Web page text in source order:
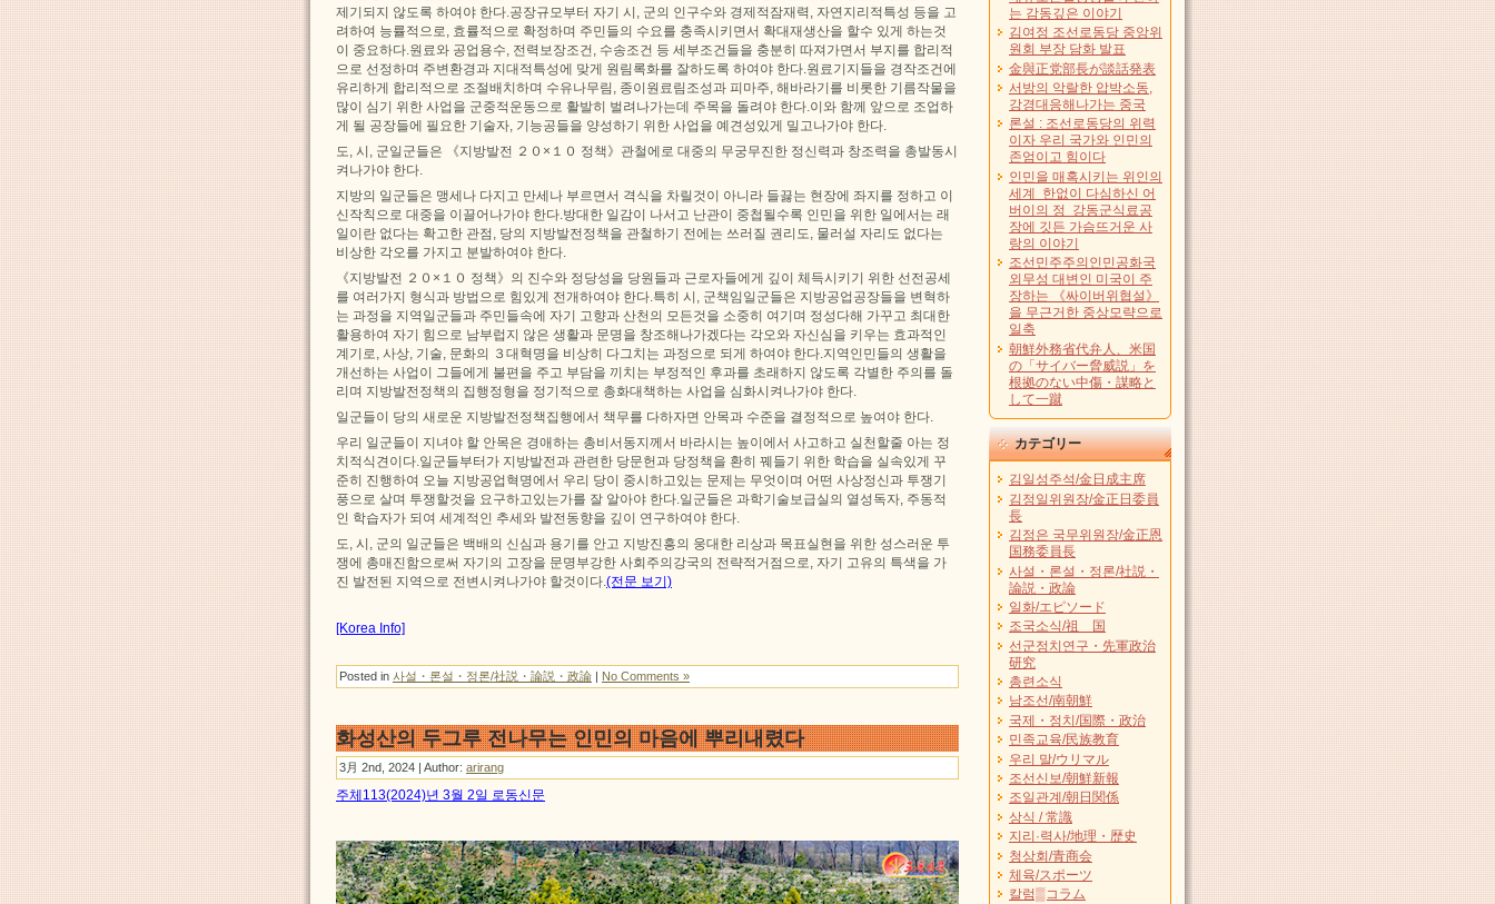
제기되지 않도록 하여야 한다.공장규모부터 자기 시, 군의 인구수와 경제적잠재력, 자연지리적특성 등을 고
려하여 능률적으로, 효률적으로 확정하며 주민들의 수요를 충족시키면서 확대재생산을 할수 있게 하는것
이 중요하다.원료와 공업용수, 전력보장조건, 수송조건 등 세부조건들을 충분히 따져가면서 부지를 합리적
으로 선정하며 주변환경과 지대적특성에 맞게 원림록화를 잘하도록 하여야 한다.원료기지들을 경작조건에
유리하게 합리적으로 조절배치하며 수유나무림, 종이원료림조성과 피마주, 해바라기를 비롯한 기름작물을
많이 심기 위한 사업을 군중적운동으로 활발히 벌려나가는데 주목을 돌려야 한다.이와 함께 앞으로 조업하
게 될 공장들에 필요한 기술자, 기능공들을 양성하기 위한 사업을 예견성있게 밀고나가야 한다.
도, 시, 군일군들은 《지방발전 ２０×１０ 정책》관철에로 대중의 무궁무진한 정신력과 창조력을 총발동시
켜나가야 한다.
지방의 일군들은 맹세나 다지고 만세나 부르면서 격식을 차릴것이 아니라 들끓는 현장에 좌지를 정하고 이
신작칙으로 대중을 이끌어나가야 한다.방대한 일감이 나서고 난관이 중첩될수록 인민을 위한 일에서는 래
일이란 없다는 확고한 관점, 당의 지방발전정책을 관철하기 전에는 쓰러질 권리도, 물러설 자리도 없다는
비상한 각오를 가지고 분발하여야 한다.
《지방발전 ２０×１０ 정책》의 진수와 정당성을 당원들과 근로자들에게 깊이 체득시키기 위한 선전공세
를 여러가지 형식과 방법으로 힘있게 전개하여야 한다.특히 시, 군책임일군들은 지방공업공장들을 변혁하
는 과정을 지역일군들과 주민들속에 자기 고향과 산천의 모든것을 소중히 여기며 정성다해 가꾸고 최대한
활용하여 자기 힘으로 남부럽지 않은 생활과 문명을 창조해나가겠다는 각오와 자신심을 키우는 효과적인
계기로, 사상, 기술, 문화의 ３대혁명을 비상히 다그치는 과정으로 되게 하여야 한다.지역인민들의 생활을
개선하는 사업이 그들에게 불편을 주고 부담을 끼치는 부정적인 후과를 초래하지 않도록 각별한 주의를 돌
리며 지방발전정책의 집행정형을 정기적으로 총화대책하는 사업을 심화시켜나가야 한다.
일군들이 당의 새로운 지방발전정책집행에서 책무를 다하자면 안목과 수준을 결정적으로 높여야 한다.
우리 일군들이 지녀야 할 안목은 경애하는 총비서동지께서 바라시는 높이에서 사고하고 실천할줄 아는 정
치적식견이다.일군들부터가 지방발전과 관련한 당문헌과 당정책을 환히 꿰들기 위한 학습을 실속있게 꾸
준히 진행하여 오늘 지방공업혁명에서 우리 당이 중시하고있는 문제는 무엇이며 어떤 사상정신과 투쟁기
풍으로 살며 투쟁할것을 요구하고있는가를 잘 알아야 한다.일군들은 과학기술보급실의 열성독자, 주동적
인 학습자가 되여 세계적인 추세와 발전동향을 깊이 연구하여야 한다.
도, 시, 군의 일군들은 백배의 신심과 용기를 안고 지방진흥의 웅대한 리상과 목표실현을 위한 성스러운 투
쟁에 총매진함으로써 자기의 고장을 문명부강한 사회주의강국의 전략적거점으로, 자기 고유의 특색을 가
진 발전된 지역으로 전변시켜나가야 할것이다. (전문 보기)
[Korea Info]
Posted in 사설・론설・정론/社説・論説・政論 | No Comments »
화성산의 두그루 전나무는 인민의 마음에 뿌리내렸다
3月 2nd, 2024 | Author: arirang
주체113(2024)년 3월 2일 로동신문
는 감동깊은 이야기
김여정 조선로동당 중앙위
원회 부장 담화 발표
金與正党部長が談話発表
서방의 악랄한 압박소동,
강경대응해나가는 중국
론설 : 조선로동당의 위력
이자 우리 국가와 인민의
존엄이고 힘이다
인민을 매혹시키는 위인의
세계 한없이 다심하신 어
버이의 정 강동군식료공
장에 깃든 가슴뜨거운 사
랑의 이야기
조선민주주의인민공화국
외무성 대변인 미국이 주
장하는 《싸이버위협설》
을 무근거한 중상모략으로
일축
朝鮮外務省代弁人、米国
の「サイバー脅威説」を
根拠のない中傷・謀略と
して一蹴
カテゴリー
김일성주석/金日成主席
김정일위원장/金正日委員
長
김정은 국무위원장/金正恩
国務委員長
사설・론설・정론/社説・
論説・政論
일화/エピソード
조국소식/祖 国
선군정치연구・先軍政治
研究
총련소식
남조선/南朝鮮
국제・정치/国際・政治
민족교육/民族教育
우리 말/ウリマル
조선신보/朝鮮新報
조일관계/朝日関係
상식 / 常識
지리·력사/地理・歴史
청상회/青商会
체육/スポーツ
칼럼▒コラム